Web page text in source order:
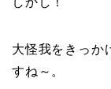
大怪我をきっか
すね～。